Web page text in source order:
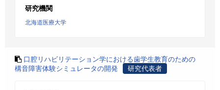
研究機関
北海道医療大学
口腔リハビリテーション学における歯学生教育のための
構音障害体験シミュレータの開発
研究代表者